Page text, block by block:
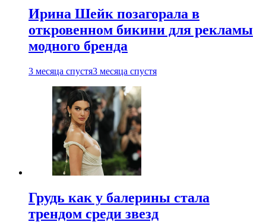
Ирина Шейк позагорала в
откровенном бикини для рекламы
модного бренда
3 месяца спустя3 месяца спустя
Грудь как у балерины стала
трендом среди звезд